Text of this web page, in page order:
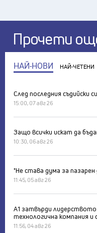
Прочети
НАЙ-НОВИ НАЙ-ЧЕТЕНИ
След последния съдийски
15:00, 07 авг 26
Защо всички искат да
10:30, 06 авг 26
"Не става дума за пазарен
11:45, 05 авг 26
А1 затвърди
технологична компания
11:56, 04 авг 26